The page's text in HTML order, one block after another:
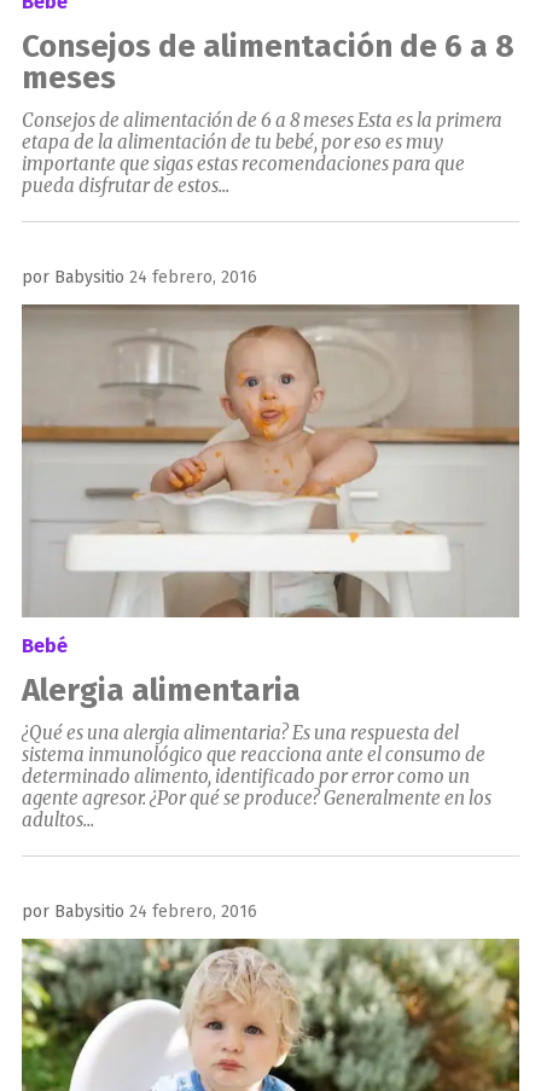
Consejos de alimentación de 6 a 8
meses
Consejos de alimentación de 6 a 8 meses Esta es la primera
etapa de la alimentación de tu bebé, por eso es muy
importante que sigas estas recomendaciones para que
pueda disfrutar de estos...
por Babysitio Publicado
el
24 febrero, 2016
Bebé
Alergia alimentaria
¿Qué es una alergia alimentaria? Es una respuesta del
sistema inmunológico que reacciona ante el consumo de
determinado alimento, identificado por error como un
agente agresor. ¿Por qué se produce? Generalmente en los
adultos...
por Babysitio Publicado
el
24 febrero, 2016